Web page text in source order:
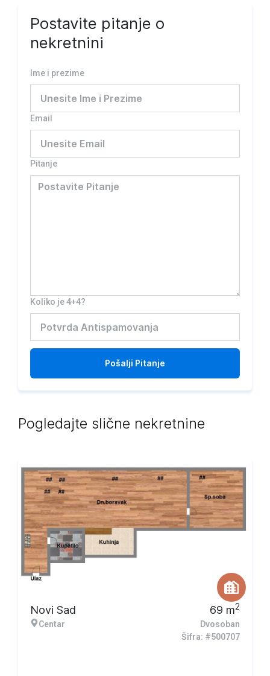
Postavite pitanje o
nekretnini
Ime i prezime
Email
Pitanje
Koliko je 4+4?
Pošalji Pitanje
Pogledajte slične nekretnine
Novi Sad
Centar
69 m2
Dvosoban
Šifra: #500707